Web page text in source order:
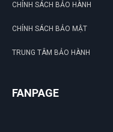
CHÍNH SÁCH BẢO HÀNH
CHÍNH SÁCH BẢO MẬT
TRUNG TÂM BẢO HÀNH
FANPAGE